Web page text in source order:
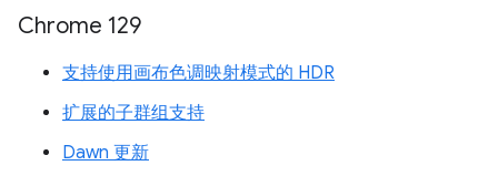
Chrome 129
支持使用画布色调映射模式的 HDR
扩展的子群组支持
Dawn 更新